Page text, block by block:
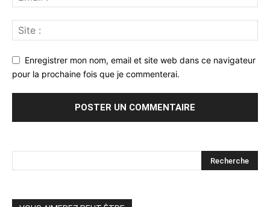
Enregistrer mon nom, email et site web dans ce navigateur
pour la prochaine fois que je commenterai.